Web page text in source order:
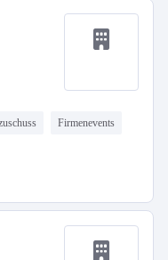
Firmenevents